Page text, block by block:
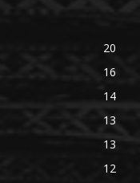
20
16
14
13
13
12